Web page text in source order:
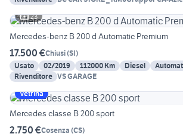
23
Mercedes-benz B 200 d Automatic Premium
17.500 €Chiusi(SI)
Usato
02/2019 112000 Km Diesel
Rivenditore VS GARAGE
Vetrina
Mercedes classe B 200 sport
2.750 €Cosenza (CS)